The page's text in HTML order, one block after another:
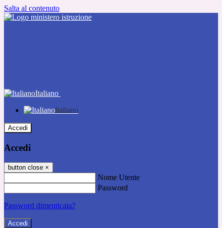
Salta al contenuto
Italiano
Italiano
Accedi
Accedi
button close ×
Nome Utente
Password
Password dimenticata?